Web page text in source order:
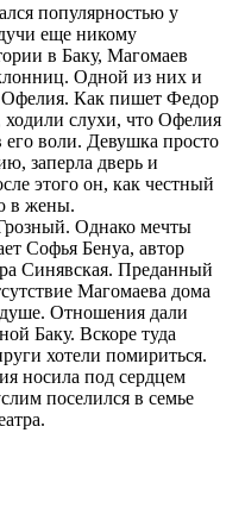
популярностью у
еще никому
в Баку, Магомаев
Одной из них и
Как пишет Федор
ходили слухи, что Офелия
воли. Девушка просто
заперла дверь и
этого он, как честный
в жены.
Однако мечты
Софья Бенуа, автор
Синявская. Преданный
Магомаева дома
душе. Отношения дали
Баку. Вскоре туда
хотели помириться.
носила под сердцем
поселился в семье